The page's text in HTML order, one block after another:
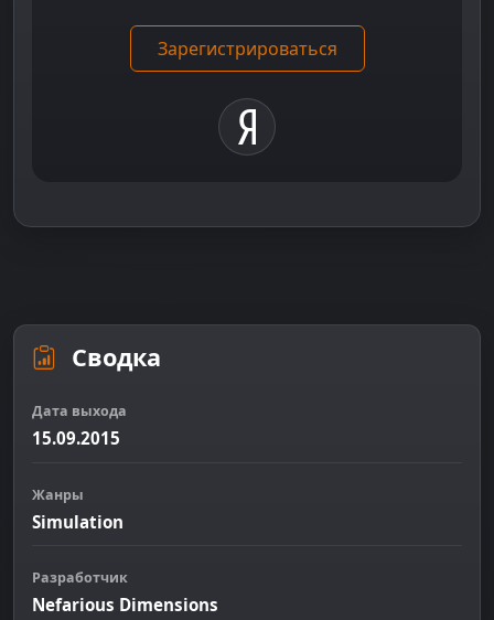
Зарегистрироваться
Сводка
Дата выхода
15.09.2015
Жанры
Simulation
Разработчик
Nefarious Dimensions